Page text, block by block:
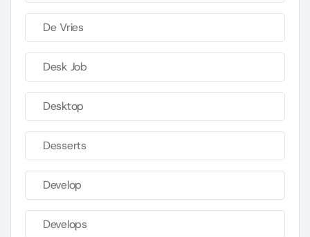
De Vries
Desk Job
Desktop
Desserts
Develop
Develops